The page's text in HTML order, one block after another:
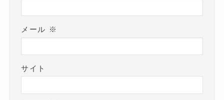
メール ※
サイト